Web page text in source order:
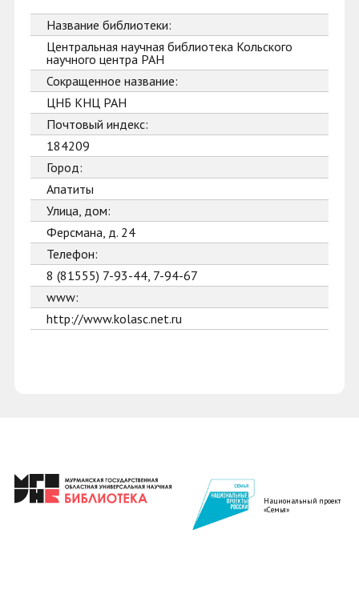
Название библиотеки:
Центральная научная библиотека Кольского
научного центра РАН
Сокращенное название:
ЦНБ КНЦ РАН
Почтовый индекс:
184209
Город:
Апатиты
Улица, дом:
Ферсмана, д. 24
Телефон:
8 (81555) 7-93-44, 7-94-67
www:
http://www.kolasc.net.ru
Национальный проект
«Семья»